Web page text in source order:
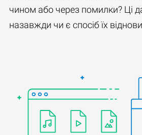
чином або через помилки? Ці
назавжди чи є спосіб їх